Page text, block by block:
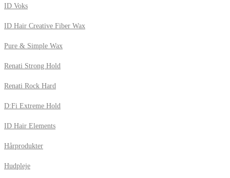
ID Voks
ID Hair Creative Fiber Wax
Pure & Simple Wax
Renati Strong Hold
Renati Rock Hard
D:Fi Extreme Hold
ID Hair Elements
Hårprodukter
Hudpleje